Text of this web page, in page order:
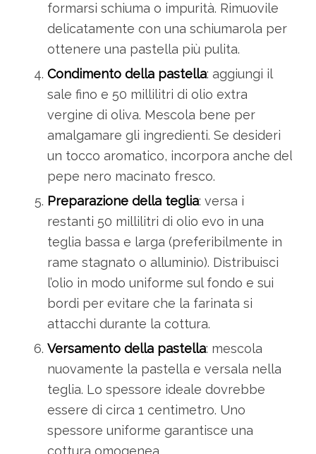
formarsi schiuma o impurità. Rimuovile
delicatamente con una schiumarola per
ottenere una pastella più pulita.
Condimento della pastella: aggiungi il
sale fino e 50 millilitri di olio extra
vergine di oliva. Mescola bene per
amalgamare gli ingredienti. Se desideri
un tocco aromatico, incorpora anche del
pepe nero macinato fresco.
Preparazione della teglia: versa i
restanti 50 millilitri di olio evo in una
teglia bassa e larga (preferibilmente in
rame stagnato o alluminio). Distribuisci
l’olio in modo uniforme sul fondo e sui
bordi per evitare che la farinata si
attacchi durante la cottura.
Versamento della pastella: mescola
nuovamente la pastella e versala nella
teglia. Lo spessore ideale dovrebbe
essere di circa 1 centimetro. Uno
spessore uniforme garantisce una
cottura omogenea.